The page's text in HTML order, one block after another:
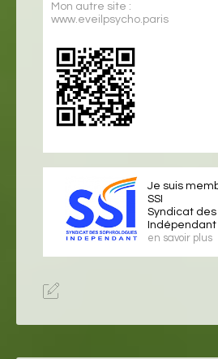
Mon autre site :
www.eveilpsycho.paris
Je suis
SSI
Syndicat
Indépendant
en savoir plus